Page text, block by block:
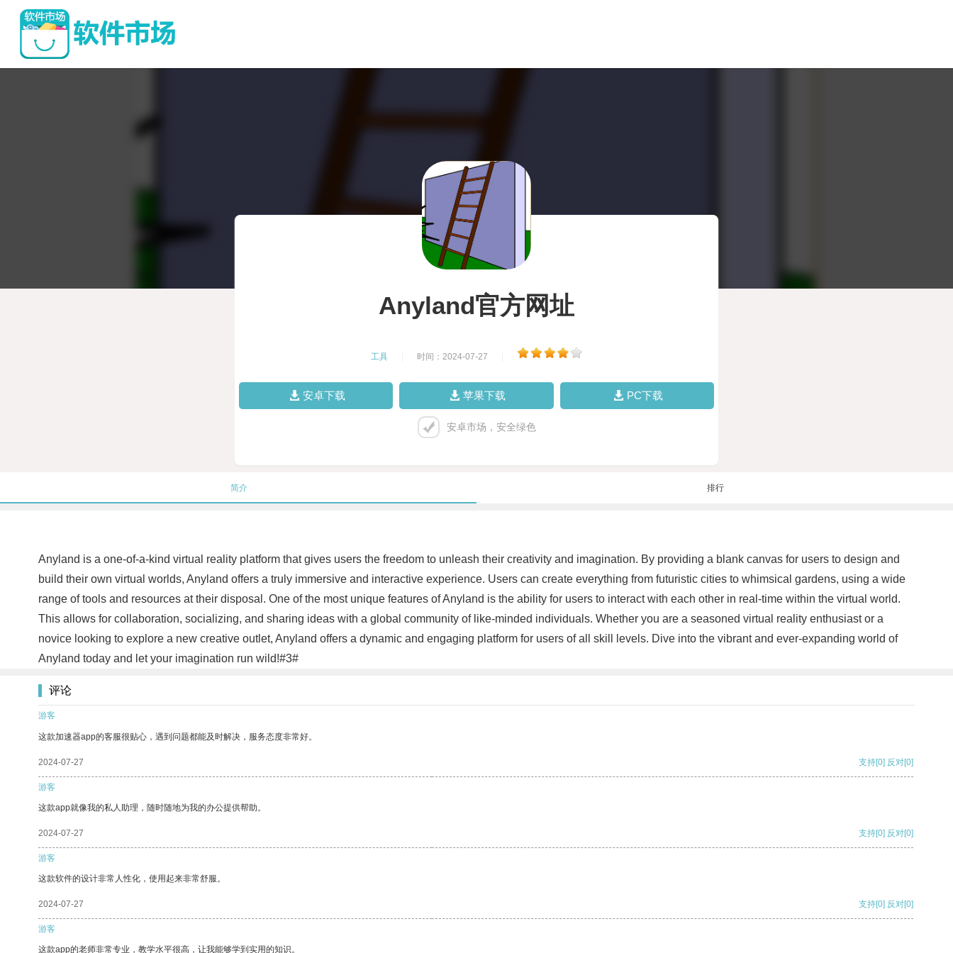
Anyland官方网址
工具 时间：2024-07-27
安卓下载 苹果下载 PC下载
安卓市场，安全绿色
简介 排行
Anyland is a one-of-a-kind virtual reality platform that gives users the freedom to unleash their creativity and imagination. By providing a blank canvas for users to design and
build their own virtual worlds, Anyland offers a truly immersive and interactive experience. Users can create everything from futuristic cities to whimsical gardens, using a wide
range of tools and resources at their disposal. One of the most unique features of Anyland is the ability for users to interact with each other in real-time within the virtual world.
This allows for collaboration, socializing, and sharing ideas with a global community of like-minded individuals. Whether you are a seasoned virtual reality enthusiast or a
novice looking to explore a new creative outlet, Anyland offers a dynamic and engaging platform for users of all skill levels. Dive into the vibrant and ever-expanding world of
Anyland today and let your imagination run wild!#3#
评论
游客
这款加速器app的客服很贴心，遇到问题都能及时解决，服务态度非常好。
2024-07-27 支持[0] 反对[0]
游客
这款app就像我的私人助理，随时随地为我的办公提供帮助。
2024-07-27 支持[0] 反对[0]
游客
这款软件的设计非常人性化，使用起来非常舒服。
2024-07-27 支持[0] 反对[0]
游客
这款app的老师非常专业，教学水平很高，让我能够学到实用的知识。